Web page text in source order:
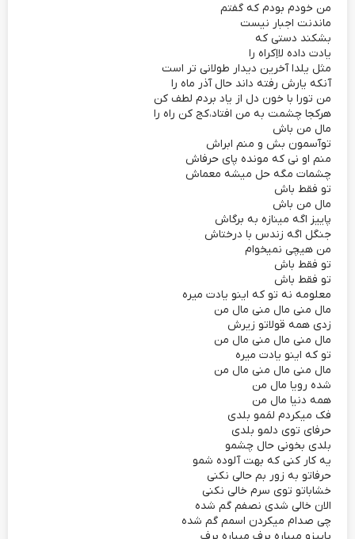
من خودم بودم که گفتم
ماندنت اجبار نیست
بشکند دستی که
یادت داده لااِکراه را
مثل یلدا آخرین دیدار طولانی تر است
آنکه یارش رفته داند حال آذر ماه را
من تورا با خون دل از یاد بردم لطف کن
هرکجا چشمت به من افتاد،کج کن راه را
مال من باش
توآسمون بش و منم ابراش
منم او نی که مونده پای حرفاش
چشمات مگه حل میشه معماش
تو فقط باش
مال من باش
پاییز اگه مینازه به برگاش
جنگل اگه زندس با درختاش
من هیچی نمیخوام
تو فقط باش
تو فقط باش
معلومه نه تو که اینو یادت میره
مال منی مال منی مال من
زدی همه قولاتو زیرش
مال منی مال منی مال من
تو که اینو یادت میره
مال منی مال منی مال من
شده رویا مال من
همه دنیا مال من
فک میکردم لمَمو بلدی
حرفای توی دلمو بلدی
بلدی بخونی حال چشمو
یه کار کنی که بهت آلوده شمو
حرفاتو به زور بم حالی نکنی
خشاباتو توی سرم خالی نکنی
الان خالی شدی نصفم گم شده
چی صدام میکردن اسمم گم شده